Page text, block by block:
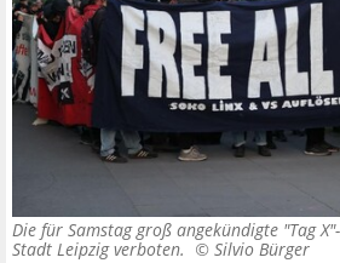
Die für Samstag groß angekündigte "Tag
Stadt Leipzig verboten. © Silvio Bürger